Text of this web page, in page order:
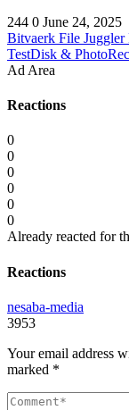
244 0 June 24, 2025
Bitvaerk File
TestDisk &
Ad Area
Reactions
0
0
0
0
0
0
Already reacted for
Reactions
nesaba-media
3953
Your email address
marked *